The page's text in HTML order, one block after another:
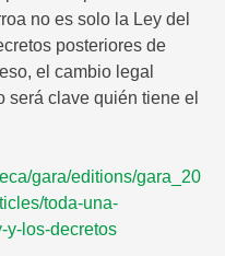
no es solo la Ley del
posteriores de
el cambio legal
será clave quién tiene el
gara/editions/gara_20
toda-una-
y-los-decretos